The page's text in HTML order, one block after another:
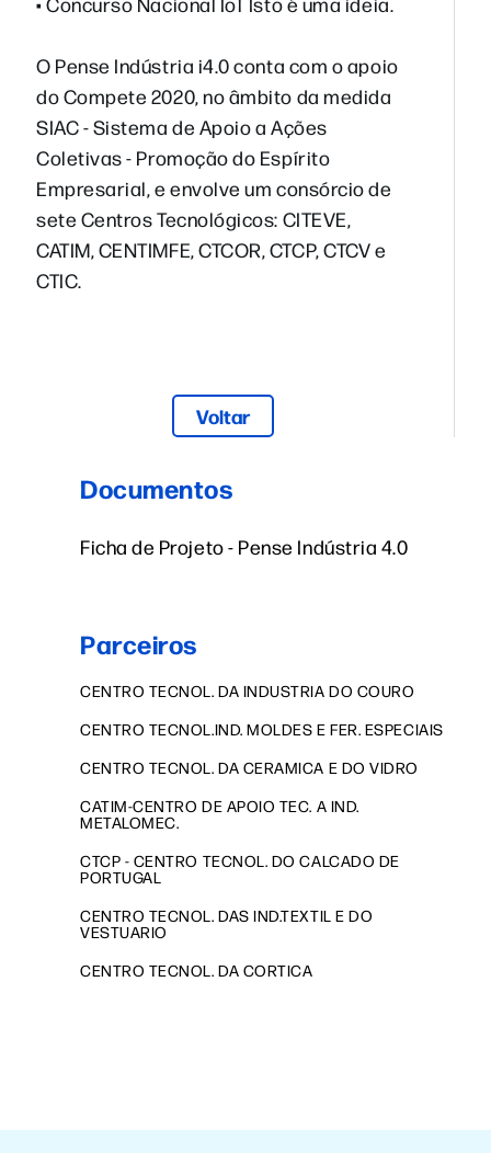
O Pense Indústria i4.0 conta com o apoio
do Compete 2020, no âmbito da medida
SIAC - Sistema de Apoio a Ações
Coletivas - Promoção do Espírito
Empresarial, e envolve um consórcio de
sete Centros Tecnológicos: CITEVE,
CATIM, CENTIMFE, CTCOR, CTCP, CTCV e
CTIC.
Voltar
Documentos
Ficha de Projeto - Pense Indústria 4.0
Parceiros
CENTRO TECNOL. DA INDUSTRIA DO COURO
CENTRO TECNOL.IND. MOLDES E FER. ESPECIAIS
CENTRO TECNOL. DA CERAMICA E DO VIDRO
CATIM-CENTRO DE APOIO TEC. A IND.
METALOMEC.
CTCP - CENTRO TECNOL. DO CALCADO DE
PORTUGAL
CENTRO TECNOL. DAS IND.TEXTIL E DO
VESTUARIO
CENTRO TECNOL. DA CORTICA